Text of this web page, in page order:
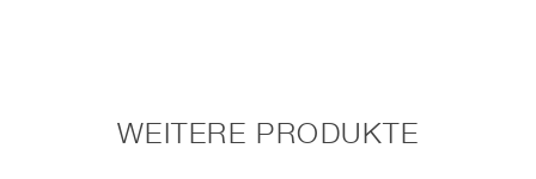
WEITERE PRODUKTE